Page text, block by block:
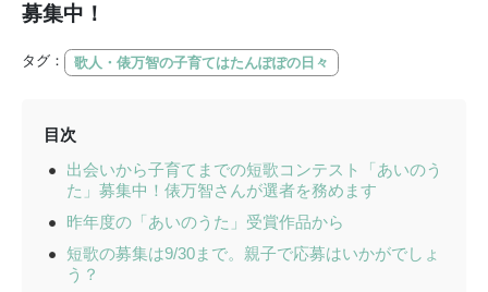
募集中！
タグ： 歌人・俵万智の子育てはたんぽぽの日々
目次
出会いから子育てまでの短歌コンテスト「あいのう
た」募集中！俵万智さんが選者を務めます
昨年度の「あいのうた」受賞作品から
短歌の募集は9/30まで。親子で応募はいかがでしょ
う？